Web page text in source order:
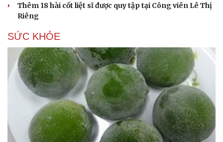
Thêm 18 hài cốt liệt sĩ được quy tập tại Công viên Lê Thị
Riêng
SỨC KHỎE